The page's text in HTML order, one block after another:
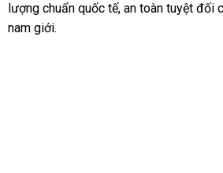
lượng chuẩn quốc tế, an toàn tuyệt đối
nam giới.